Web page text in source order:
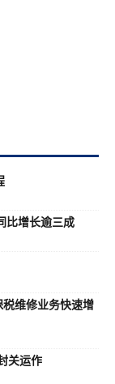
比增长逾三成
维修业务快速增
关运作